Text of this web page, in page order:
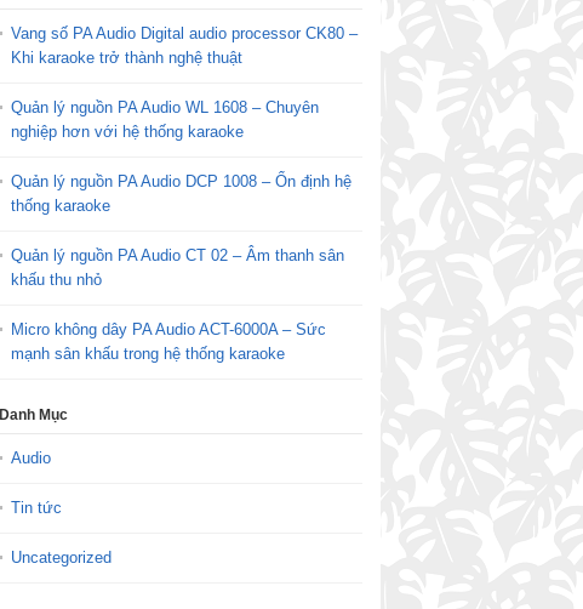
Vang số PA Audio Digital audio processor CK80 –
Khi karaoke trở thành nghệ thuật
Quản lý nguồn PA Audio WL 1608 – Chuyên
nghiệp hơn với hệ thống karaoke
Quản lý nguồn PA Audio DCP 1008 – Ổn định hệ
thống karaoke
Quản lý nguồn PA Audio CT 02 – Âm thanh sân
khấu thu nhỏ
Micro không dây PA Audio ACT-6000A – Sức
mạnh sân khấu trong hệ thống karaoke
Danh Mục
Audio
Tin tức
Uncategorized